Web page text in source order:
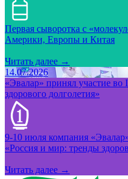
Первая сыворотка с
Америки, Европы и Китая
Читать далее →
14.07.2026
«Эвалар» принял участие
здорового долголетия»
9-10 июля компания
«Россия и мир: тренды
Читать далее →